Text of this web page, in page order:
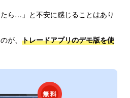
ら…」と不安に感じることはあり
が、 トレードアプリのデモ版を使